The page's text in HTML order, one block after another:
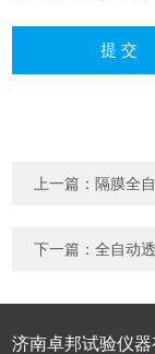
上一篇： 隔膜全
下一篇：全自动
济南卓邦试验仪器